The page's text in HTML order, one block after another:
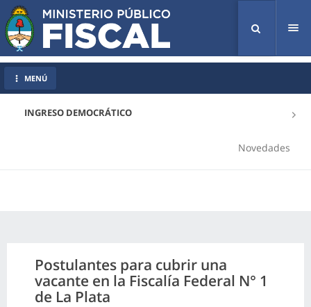
INGRESO DEMOCRÁTICO
Novedades
MENÚ
Postulantes para cubrir una
vacante en la Fiscalía Federal N° 1
de La Plata